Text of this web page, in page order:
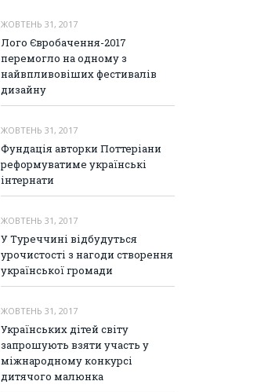
ЖОВТЕНЬ 31, 2017
Лого Євробачення-2017
перемогло на одному з
найвпливовіших фестивалів
дизайну
ЖОВТЕНЬ 31, 2017
Фундація авторки Поттеріани
реформуватиме українські
інтернати
ЖОВТЕНЬ 31, 2017
У Туреччині відбудуться
урочистості з нагоди створення
української громади
ЖОВТЕНЬ 31, 2017
Українських дітей світу
запрошують взяти участь у
міжнародному конкурсі
дитячого малюнка